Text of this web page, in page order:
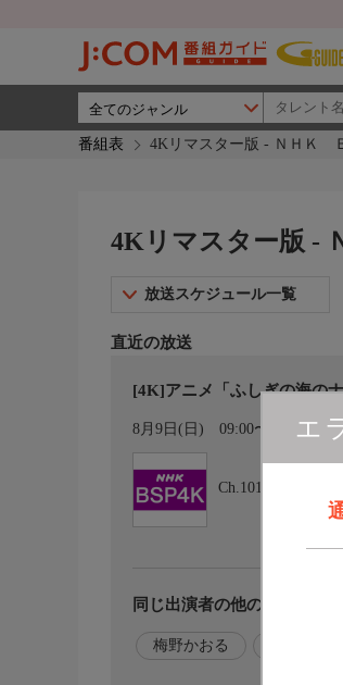
番組表 4Kリマスター版 - ＮＨＫ
エ
4Kリマスター版 -
放送スケジュール一覧
直近の放送
[4K]アニメ「ふしぎの海の
8月9日(日) 09:00〜09:26
Ch.101
同じ出演者の他の番組を探す
梅野かおる